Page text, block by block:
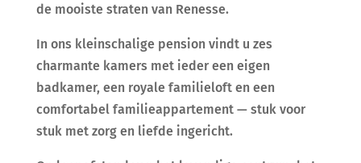
de mooiste straten van Renesse.
In ons kleinschalige pension vindt u zes
charmante kamers met ieder een eigen
badkamer, een royale familieloft en een
comfortabel familieappartement — stuk voor
stuk met zorg en liefde ingericht.